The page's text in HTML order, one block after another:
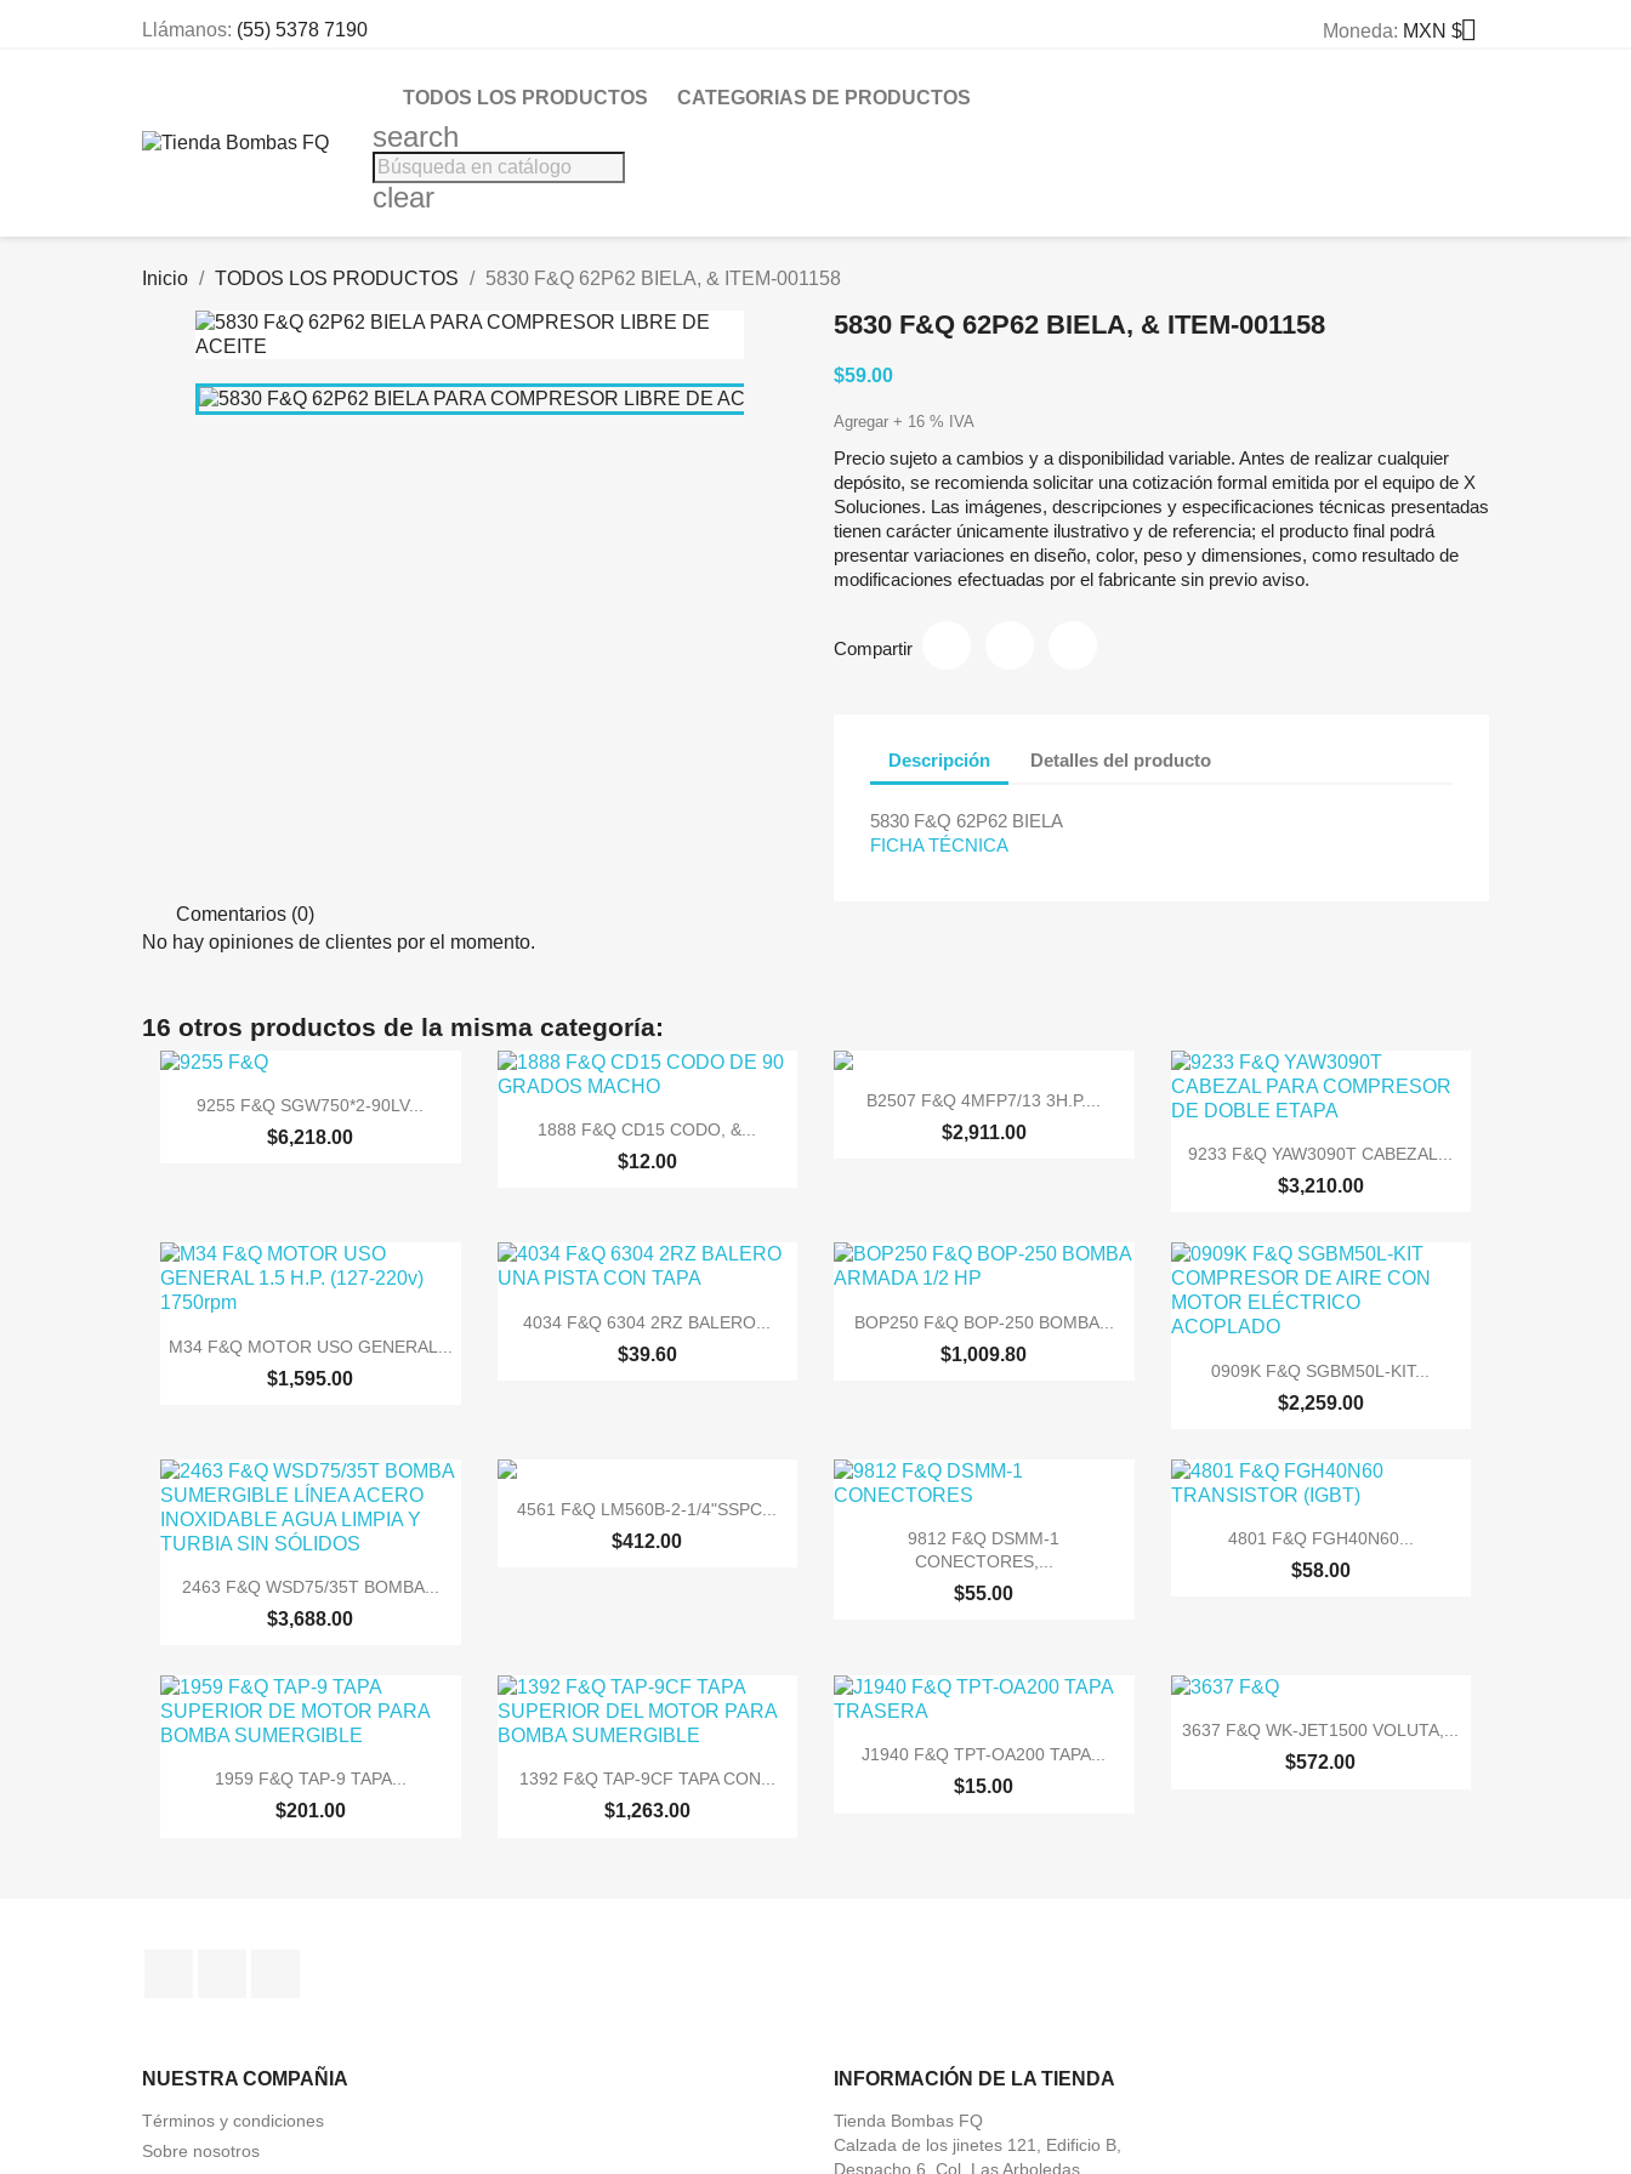
Llámanos: (55) 5378 7190 Moneda: MXN $
TODOS LOS PRODUCTOS CATEGORIAS DE PRODUCTOS
search
clear
Inicio TODOS LOS PRODUCTOS 5830 F&Q 62P62 BIELA, & ITEM-001158
5830 F&Q 62P62 BIELA, & ITEM-001158
$59.00
Agregar + 16 % IVA
Precio sujeto a cambios y a disponibilidad variable. Antes de realizar cualquier
depósito, se recomienda solicitar una cotización formal emitida por el equipo de X
Soluciones. Las imágenes, descripciones y especificaciones técnicas presentadas
tienen carácter únicamente ilustrativo y de referencia; el producto final podrá
presentar variaciones en diseño, color, peso y dimensiones, como resultado de
modificaciones efectuadas por el fabricante sin previo aviso.
Compartir
Descripción Detalles del producto
5830 F&Q 62P62 BIELA
FICHA TÉCNICA
Comentarios (0)
No hay opiniones de clientes por el momento.
16 otros productos de la misma categoría:
 Vista rápida
9255 F&Q SGW750*2-90LV...
$6,218.00  Vista rápida
1888 F&Q CD15 CODO, &...
$12.00
 Vista rápida
B2507 F&Q 4MFP7/13 3H.P....
$2,911.00
 Vista rápida
9233 F&Q YAW3090T CABEZAL...
$3,210.00
 Vista rápida
M34 F&Q MOTOR USO GENERAL...
$1,595.00
 Vista rápida
4034 F&Q 6304 2RZ BALERO...
$39.60
 Vista rápida
BOP250 F&Q BOP-250 BOMBA...
$1,009.80  Vista rápida
0909K F&Q SGBM50L-KIT...
$2,259.00
 Vista rápida
2463 F&Q WSD75/35T BOMBA...
$3,688.00
 Vista rápida
4561 F&Q LM560B-2-1/4"SSPC...
$412.00  Vista rápida
9812 F&Q DSMM-1
CONECTORES,...
$55.00
 Vista rápida
4801 F&Q FGH40N60...
$58.00
 Vista rápida
1959 F&Q TAP-9 TAPA...
$201.00
 Vista rápida
1392 F&Q TAP-9CF TAPA CON...
$1,263.00
 Vista rápida
J1940 F&Q TPT-OA200 TAPA...
$15.00
 Vista rápida
3637 F&Q WK-JET1500 VOLUTA,...
$572.00
NUESTRA COMPAÑIA
Términos y condiciones
Sobre nosotros
INFORMACIÓN DE LA TIENDA
Tienda Bombas FQ
Calzada de los jinetes 121, Edificio B,
Despacho 6, Col. Las Arboledas